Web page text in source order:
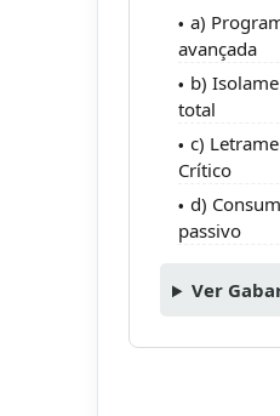
a)
avançada
b)
total
c)
Crítico
d)
passivo
Ver